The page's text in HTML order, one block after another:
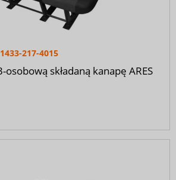
217-4015
składaną kanapę ARES